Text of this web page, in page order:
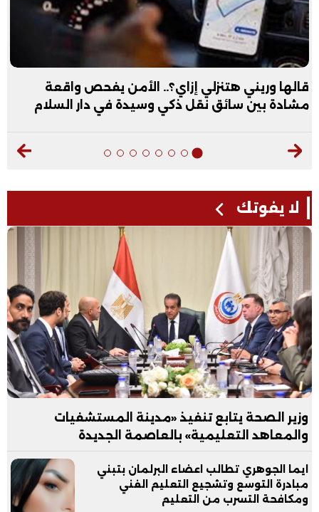
قالها وريني هتنزلي إزاي؟.. الأمن يفحص واقعة
مشادة بين سائق نقل ذكي وسيدة في دار السلام
لا يفوتك
وزير الصحة يتابع تنفيذ «مدينة المستشفيات
والمعاهد التعليمية» بالعاصمة الجديدة
ايما الجوهري تطالب اعضاء البرلمان بتبني
مبادرة التوسع وتشجيع التعليم الفني
ومكافحة التسرب من التعليم